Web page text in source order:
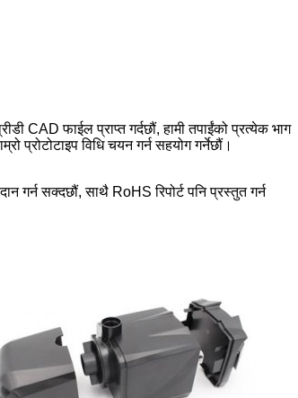
CAD फाईल प्राप्त गर्दछौं, हामी तपाईंको प्रत्येक भाग
प्रोटोटाइप विधि चयन गर्न सहयोग गर्नेछौं।
गर्न सक्दछौं, साथै RoHS रिपोर्ट पनि प्रस्तुत गर्न